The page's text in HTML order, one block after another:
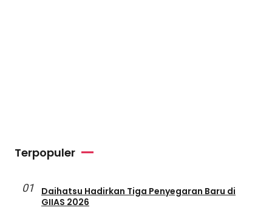
Terpopuler
01
Daihatsu Hadirkan Tiga Penyegaran Baru di
GIIAS 2026